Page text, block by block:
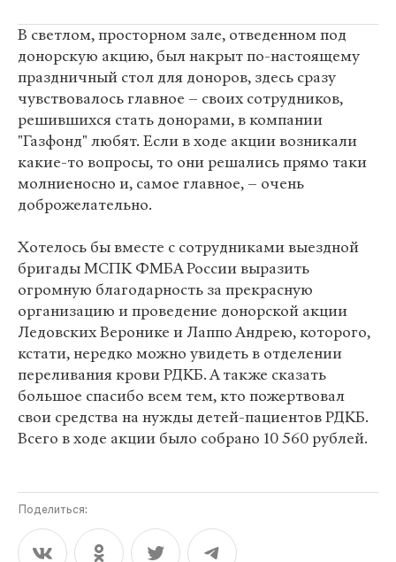
В светлом, просторном зале, отведенном под
донорскую акцию, был накрыт по-настоящему
праздничный стол для доноров, здесь сразу
чувствовалось главное – своих сотрудников,
решившихся стать донорами, в компании
"Газфонд" любят. Если в ходе акции возникали
какие-то вопросы, то они решались прямо таки
молниеносно и, самое главное, – очень
доброжелательно.
Хотелось бы вместе с сотрудниками выездной
бригады МСПК ФМБА России выразить
огромную благодарность за прекрасную
организацию и проведение донорской акции
Ледовских Веронике и Лаппо Андрею, которого,
кстати, нередко можно увидеть в отделении
переливания крови РДКБ. А также сказать
большое спасибо всем тем, кто пожертвовал
свои средства на нужды детей-пациентов РДКБ.
Всего в ходе акции было собрано 10 560 рублей.
Поделиться: